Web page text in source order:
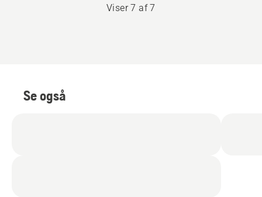
Viser 7 af 7
Se også